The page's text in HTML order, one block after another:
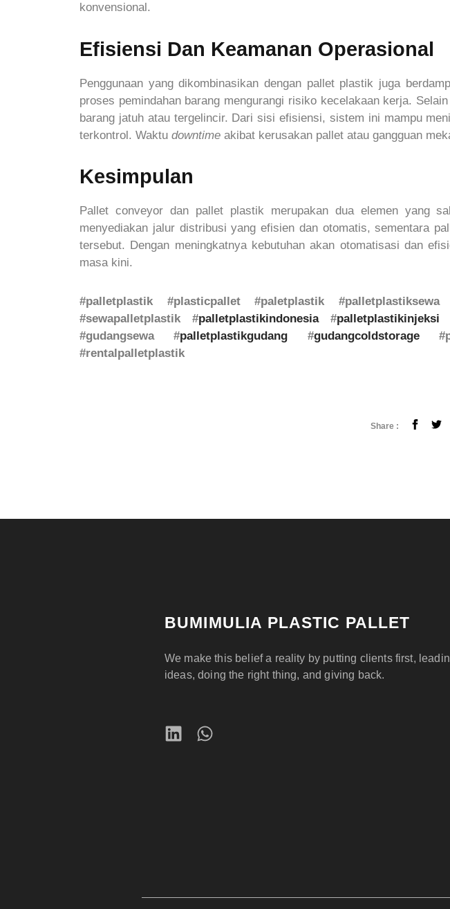
konvensional.
Efisiensi Dan Keamanan Operasional
Penggunaan yang dikombinasikan dengan pallet plastik juga
proses pemindahan barang mengurangi risiko kecelakaan kerja.
barang jatuh atau tergelincir. Dari sisi efisiensi, sistem ini mampu
terkontrol. Waktu downtime akibat kerusakan pallet atau gangguan
Kesimpulan
Pallet conveyor dan pallet plastik merupakan dua elemen yang
menyediakan jalur distribusi yang efisien dan otomatis, sementara
tersebut. Dengan meningkatnya kebutuhan akan otomatisasi dan
masa kini.
#palletplastik #plasticpallet #paletplastik
#sewapalletplastik #palletplastikindonesia#palletplastikinjeksi
#gudangsewa #palletplastikgudang #gudangcoldstorage
#rentalpalletplastik
Share :
BUMIMULIA PLASTIC PALLET
We make this belief a reality by putting clients first,
ideas, doing the right thing, and giving back.